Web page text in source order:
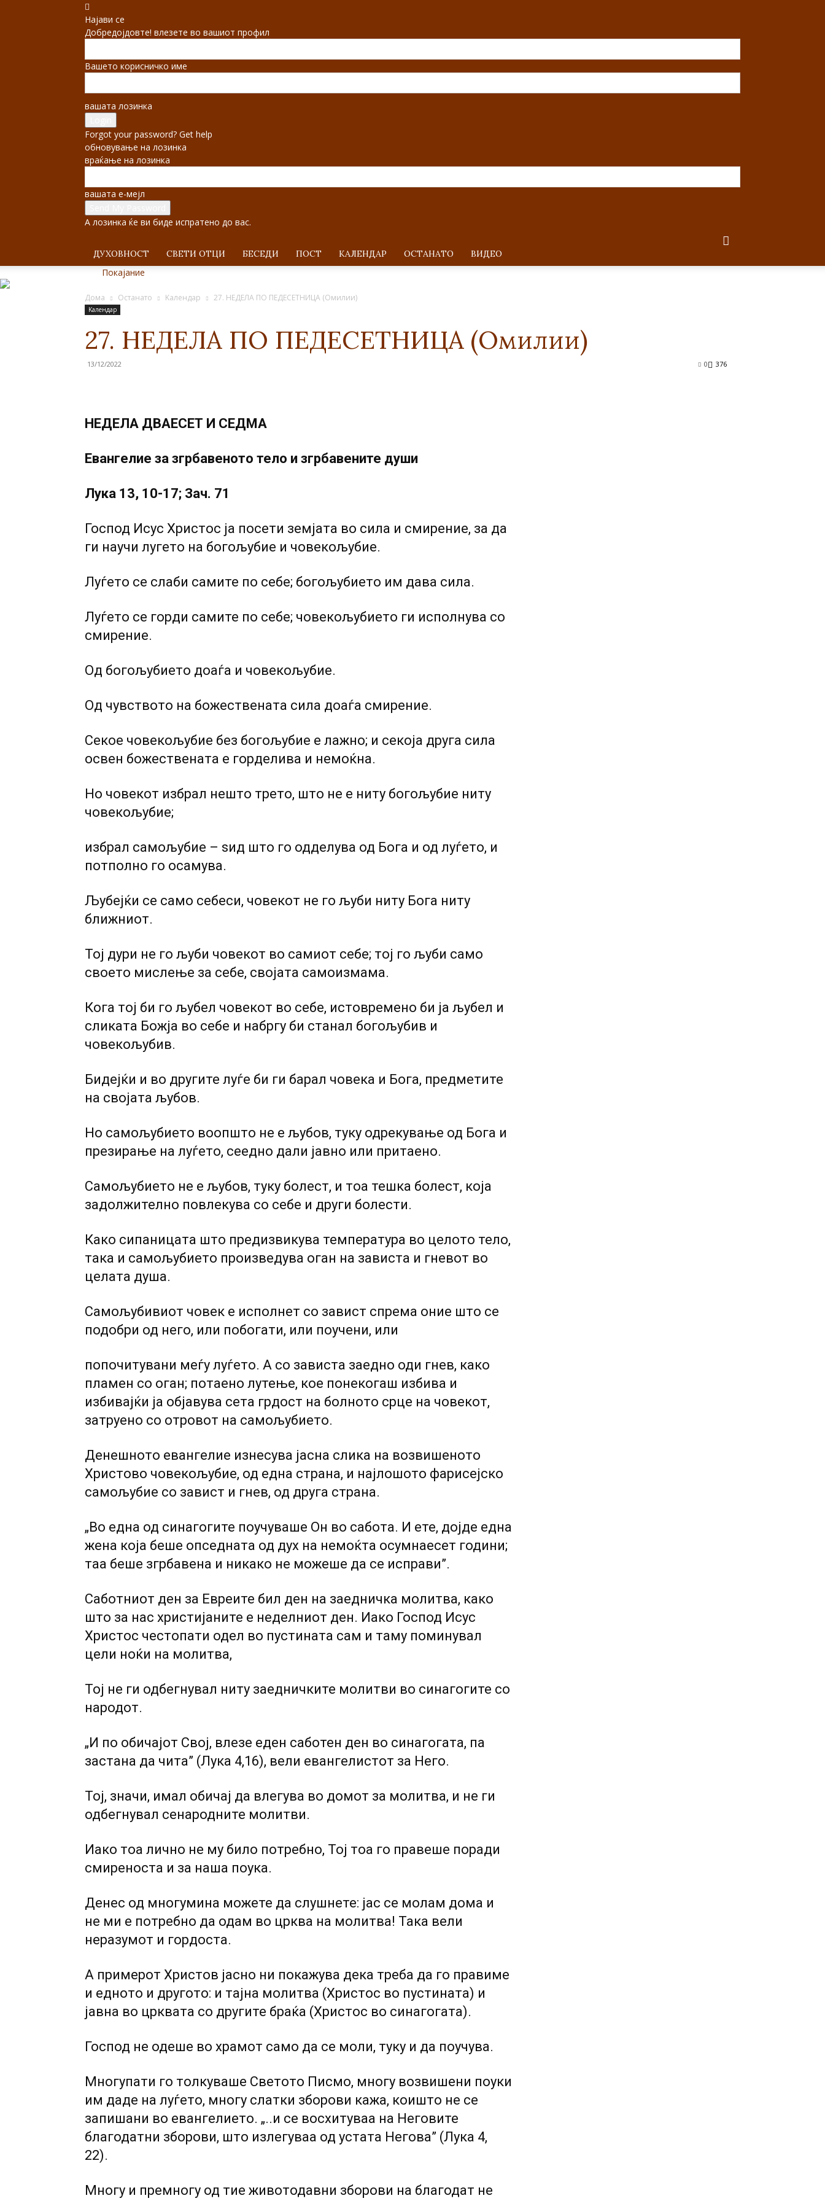
Најави се
Добредојдовте! влезете во вашиот профил
Вашето корисничко име
вашата лозинка
Forgot your password? Get help
обновување на лозинка
враќање на лозинка
вашата е-мејл
А лозинка ќе ви биде испратено до вас.
ДУХОВНОСТ СВЕТИ ОТЦИ БЕСЕДИ ПОСТ KАЛЕНДАР ОСТАНАТО ВИДЕО
Покајание
Дома Останато Kалендар 27. НЕДЕЛА ПО ПЕДЕСЕТНИЦА (Омилии)
Kалендар
27. НЕДЕЛА ПО ПЕДЕСЕТНИЦА (Омилии)
13/12/2022 376
0
НЕДЕЛА ДВАЕСЕТ И СЕДМА
Евангелие за згрбавеното тело и згрбавените души
Лука 13, 10-17; Зач. 71
Господ Исус Христос ја посети земјата во сила и смирение, за да
ги научи лугето на богољубие и човекољубие.
Луѓето се слаби самите пo себе; богољубието им дава сила.
Луѓето се горди самите пo себе; човекољубието ги исполнува co
смирение.
Од богољубието доаѓа и човекољубие.
Од чувството на божествената сила доаѓа смирение.
Секое човекољубие без богољубие е лажно; и секоја друга сила
освен божествената е горделива и немоќна.
Ho човекот избрал нешто трето, што не е ниту богољубие ниту
човекољубие;
избрал самољубие – ѕид што го одделува од Бога и од луѓето, и
потполно го осамува.
Љубејќи се само себеси, човекот не го љуби ниту Бога ниту
ближниот.
Тој дури не го љуби човекот во самиот себе; тој го љуби само
своето мислење за себе, својата самоизмама.
Кога тој би го љубел човекот во себе, истовремено би ја љубел и
сликата Божја во себе и набргу би станал богољубив и
човекољубив.
Бидејќи и во другите луѓе би ги барал човека и Бога, предметите
на својата љубов.
Ho самољубието воопшто не е љубов, туку одрекување од Бога и
презирање на луѓето, сеедно дали јавно или притаено.
Самољубието не е љубов, туку болест, и тоа тешка болест, која
задолжително повлекува co себе и други болести.
Како сипаницата што предизвикува температура во целото тело,
така и самољубието произведува оган на зависта и гневот во
целата душа.
Самољубивиот човек е исполнет co завист спрема оние што се
подобри од него, или побогати, или поучени, или
попочитувани меѓу луѓето. A co зависта заедно оди гнев, како
пламен co оган; потаено лутење, кое понекогаш избива и
избивајќи ја објавува сета грдост на болното срце на човекот,
затруено co отровот на самољубието.
Денешното евангелие изнесува јасна слика на возвишеното
Христово човекољубие, од една страна, и најлошото фарисејско
самољубие co завист и гнев, од друга страна.
„Bo една од синагогите поучуваше Он во сабота. И ете, дојде една
жена која беше опседната од дух на немоќта осумнаесет години;
таа беше згрбавена и никако не можеше да се исправи”.
Саботниот ден за Евреите бил ден на заедничка молитва, како
што за нас христијаните е неделниот ден. Иако Господ Исус
Христос честопати одел во пустината сам и таму поминувал
цели ноќи на молитва,
Тој не ги одбегнувал ниту заедничките молитви во синагогите co
народот.
„И по обичајот Свој, влезе еден саботен ден во синагогата, па
застана да чита” (Лука 4,16), вели евангелистот за Heгo.
Toj, значи, имал обичај да влегува во домот за молитва, и не ги
одбегнувал сенародните молитви.
Иако тоа лично не му било потребно, Тој тоа го правеше поради
смиреноста и за наша поука.
Денес од многумина можете да слушнете: јас се молам дома и
не ми е потребно да одам во црква на молитва! Така вели
неразумот и гордоста.
А примерот Христов јасно ни покажува дека треба да го правиме
и едното и другото: и тајна молитва (Христос во пустината) и
јавна во црквата co другите браќа (Христос во синагогата).
Господ не одеше во храмот само да се моли, туку и да поучува.
Многупати го толкуваше Светото Писмо, многу возвишени поуки
им даде на луѓето, многу слатки зборови кажа, коишто не се
запишани во евангелието. „..и се восхитуваа на Неговите
благодатни зборови, што излегуваа од устата Негова” (Лука 4,
22).
Многу и премногу од тие животодавни зборови на благодат не